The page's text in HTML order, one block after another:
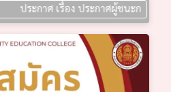
ประกาศ เรื่อง ประกาศผู้ชนะการเสนอร